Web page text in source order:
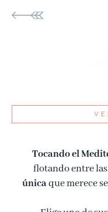
Tocando el
flotando entre
únicaque merece